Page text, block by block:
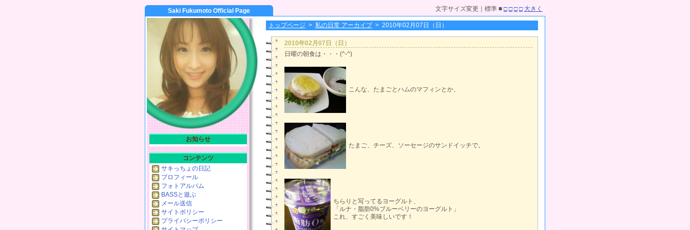
Saki Fukumoto Official Page 文字サイズ変更｜標準 ■ □ □ □ □ 大きく
トップページ > 私の日常 アーカイブ > 2010年02月07日（日）
2010年02月07日（日）
日曜の朝食は・・・(^-^)
こんな、たまごとハムのマフィンとか、
たまご、チーズ、ソーセージのサンドイッチで。
ちらりと写ってるヨーグルト、
「ルナ・脂肪0%ブルーベリーのヨーグルト」
これ、すごく美味しいです！
お知らせ
コンテンツ
サキっちょの日記
プロフィール
フォトアルバム
BASSと遊ぶ
メール送信
サイトポリシー
プライバシーポリシー